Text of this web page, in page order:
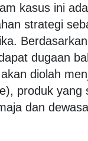
kasus ini
strategi
Berdasarkan
dugaan
diolah
produk yang
dan